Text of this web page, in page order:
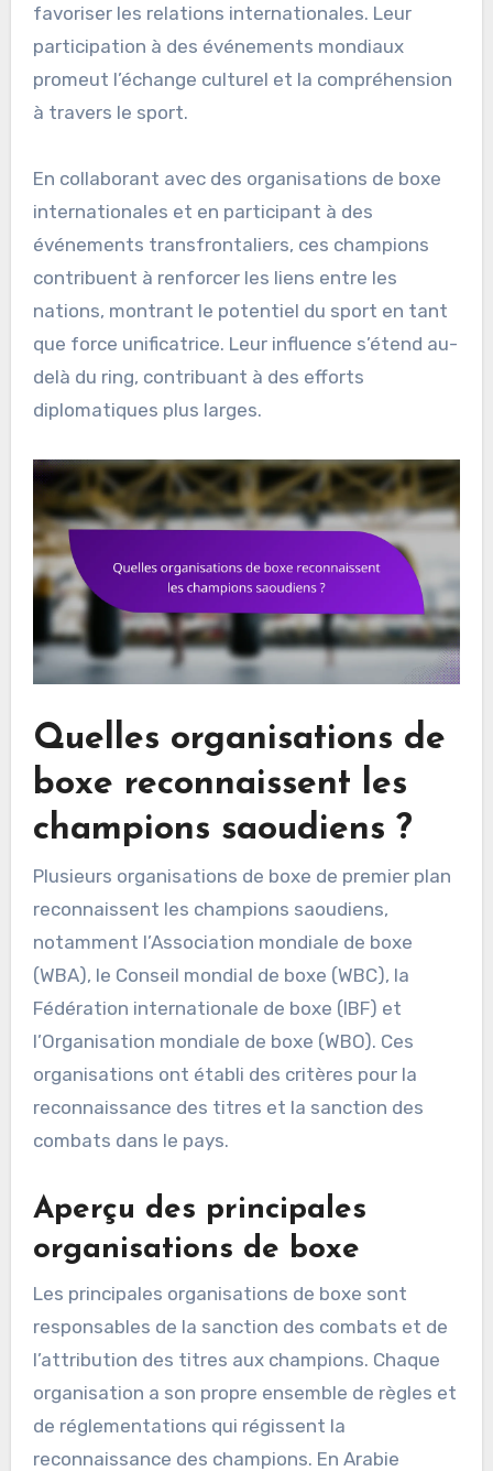
favoriser les relations internationales. Leur
participation à des événements mondiaux
promeut l’échange culturel et la compréhension
à travers le sport.
En collaborant avec des organisations de boxe
internationales et en participant à des
événements transfrontaliers, ces champions
contribuent à renforcer les liens entre les
nations, montrant le potentiel du sport en tant
que force unificatrice. Leur influence s’étend au-
delà du ring, contribuant à des efforts
diplomatiques plus larges.
Quelles organisations de
boxe reconnaissent les
champions saoudiens ?
Plusieurs organisations de boxe de premier plan
reconnaissent les champions saoudiens,
notamment l’Association mondiale de boxe
(WBA), le Conseil mondial de boxe (WBC), la
Fédération internationale de boxe (IBF) et
l’Organisation mondiale de boxe (WBO). Ces
organisations ont établi des critères pour la
reconnaissance des titres et la sanction des
combats dans le pays.
Aperçu des principales
organisations de boxe
Les principales organisations de boxe sont
responsables de la sanction des combats et de
l’attribution des titres aux champions. Chaque
organisation a son propre ensemble de règles et
de réglementations qui régissent la
reconnaissance des champions. En Arabie